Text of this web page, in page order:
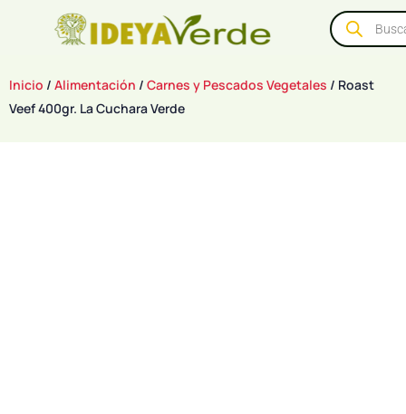
Inicio / Alimentación / Carnes y Pescados Vegetales / Roast
Veef 400gr. La Cuchara Verde